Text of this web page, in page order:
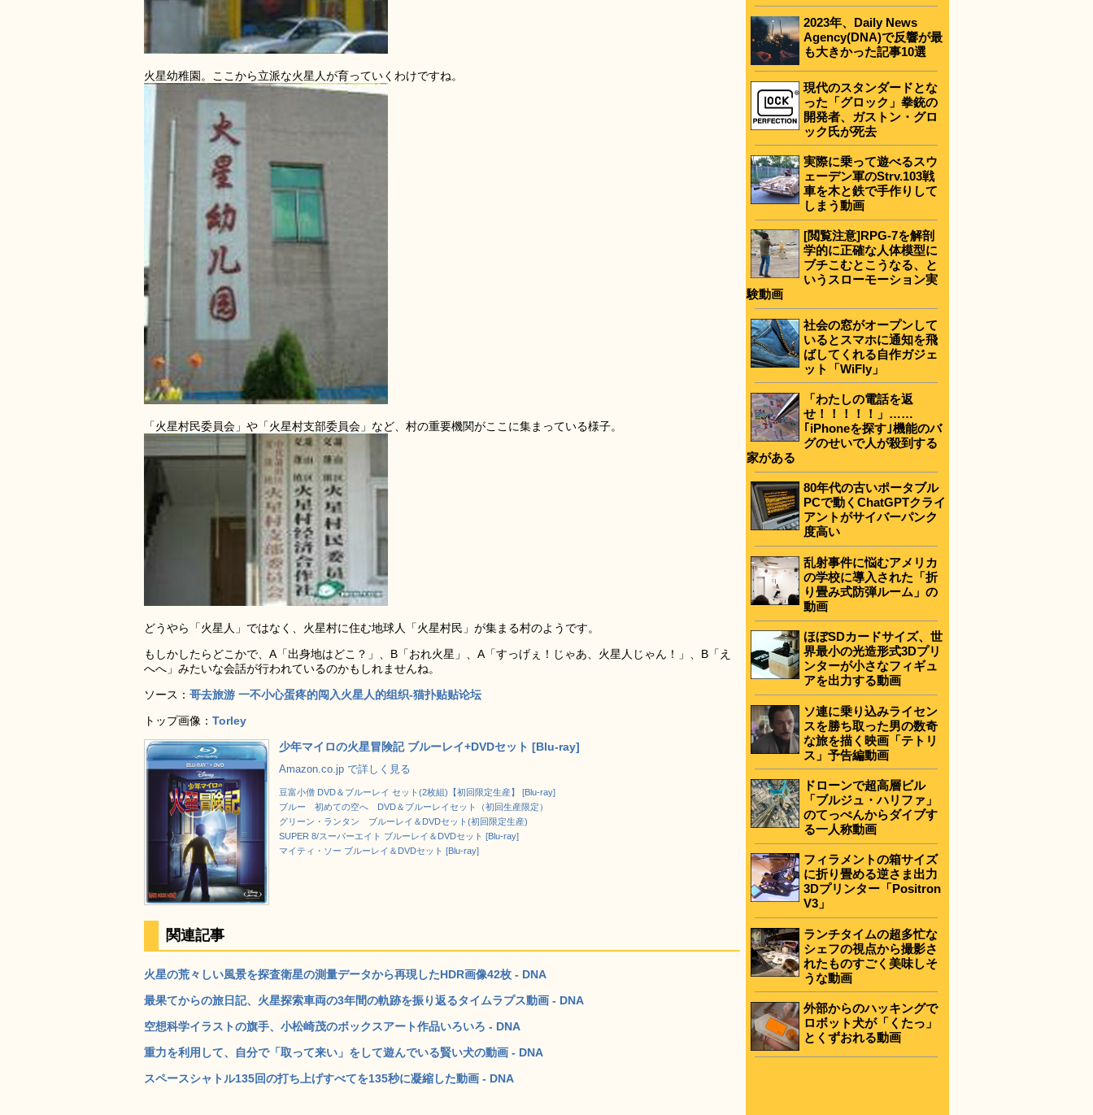
火星幼稚園。ここから立派な火星人が育っていくわけですね。
「火星村民委員会」や「火星村支部委員会」など、村の重要機関がここに集まっている様子。
どうやら「火星人」ではなく、火星村に住む地球人「火星村民」が集まる村のようです。
もしかしたらどこかで、A「出身地はどこ？」、B「おれ火星」、A「すっげぇ！じゃあ、火星人じゃん！」、B「え
へへ」みたいな会話が行われているのかもしれませんね。
ソース： 哥去旅游 一不小心蛋疼的闯入火星人的组织-猫扑贴贴论坛
トップ画像： Torley
少年マイロの火星冒険記 ブルーレイ+DVDセット [Blu-ray]
Amazon.co.jp で詳しく見る
豆富小僧 DVD＆ブルーレイ セット(2枚組)【初回限定生産】 [Blu-ray]
ブルー 初めての空へ DVD＆ブルーレイセット（初回生産限定）
グリーン・ランタン ブルーレイ＆DVDセット(初回限定生産)
SUPER 8/スーパーエイト ブルーレイ＆DVDセット [Blu-ray]
マイティ・ソー ブルーレイ＆DVDセット [Blu-ray]
関連記事
火星の荒々しい風景を探査衛星の測量データから再現したHDR画像42枚 - DNA
最果てからの旅日記、火星探索車両の3年間の軌跡を振り返るタイムラプス動画 - DNA
空想科学イラストの旗手、小松崎茂のボックスアート作品いろいろ - DNA
重力を利用して、自分で「取って来い」をして遊んでいる賢い犬の動画 - DNA
スペースシャトル135回の打ち上げすべてを135秒に凝縮した動画 - DNA
2023年、Daily News
Agency(DNA)で反響が最
も大きかった記事10選
現代のスタンダードとな
った「グロック」拳銃の
開発者、ガストン・グロ
ック氏が死去
実際に乗って遊べるスウ
ェーデン軍のStrv.103戦
車を木と鉄で手作りして
しまう動画
[閲覧注意]RPG-7を解剖
学的に正確な人体模型に
ブチこむとこうなる、と
いうスローモーション実
験動画
社会の窓がオープンして
いるとスマホに通知を飛
ばしてくれる自作ガジェ
ット「WiFly」
「わたしの電話を返
せ！！！！！」……
｢iPhoneを探す｣機能のバ
グのせいで人が殺到する
家がある
80年代の古いポータブル
PCで動くChatGPTクライ
アントがサイバーパンク
度高い
乱射事件に悩むアメリカ
の学校に導入された「折
り畳み式防弾ルーム」の
動画
ほぼSDカードサイズ、世
界最小の光造形式3Dプリ
ンターが小さなフィギュ
アを出力する動画
ソ連に乗り込みライセン
スを勝ち取った男の数奇
な旅を描く映画「テトリ
ス」予告編動画
ドローンで超高層ビル
「ブルジュ・ハリファ」
のてっぺんからダイブす
る一人称動画
フィラメントの箱サイズ
に折り畳める逆さま出力
3Dプリンター「Positron
V3」
ランチタイムの超多忙な
シェフの視点から撮影さ
れたものすごく美味しそ
うな動画
外部からのハッキングで
ロボット犬が「くたっ」
とくずおれる動画